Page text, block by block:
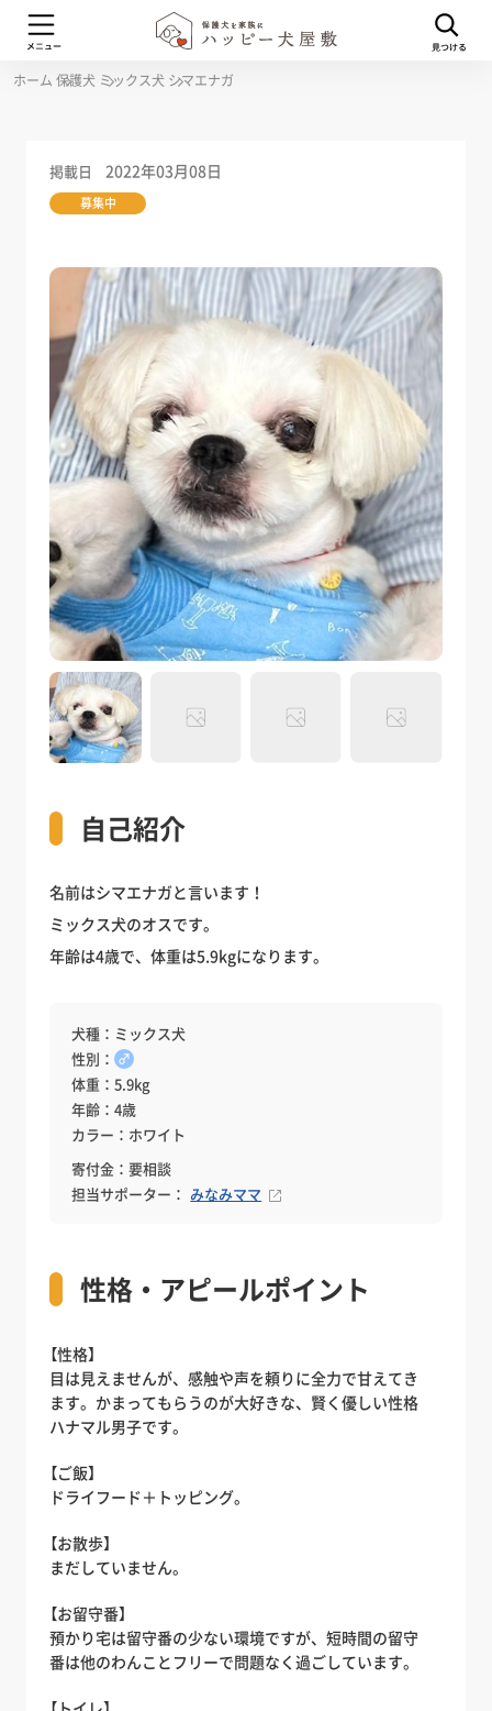
ホーム 保護犬 ミックス犬 シマエナガ
掲載日 2022年03月08日
募集中
自己紹介
名前はシマエナガと言います！
ミックス犬のオスです。
年齢は4歳で、体重は5.9kgになります。
犬種：ミックス犬
性別： ♂
体重：5.9kg
年齢：4歳
カラー：ホワイト
寄付金：要相談
担当サポーター： みなみママ
性格・アピールポイント
【性格】
目は見えませんが、感触や声を頼りに全力で甘えてき
ます。かまってもらうのが大好きな、賢く優しい性格
ハナマル男子です。
【ご飯】
ドライフード＋トッピング。
【お散歩】
まだしていません。
【お留守番】
預かり宅は留守番の少ない環境ですが、短時間の留守
番は他のわんことフリーで問題なく過ごしています。